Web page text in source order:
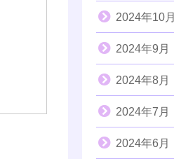
2024年10月
2024年9月
2024年8月
2024年7月
2024年6月